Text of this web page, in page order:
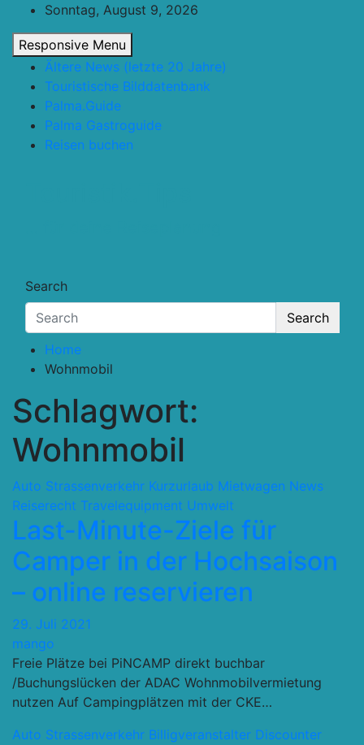
content
Sonntag, August 9, 2026
Responsive Menu
Ältere News (letzte 20 Jahre)
Touristische Bilddatenbank
Palma.Guide
Palma Gastroguide
Reisen buchen
Search
Search
Home
Wohnmobil
Schlagwort:
Wohnmobil
Auto Strassenverkehr Kurzurlaub Mietwagen News
Reiserecht Travelequipment Umwelt
Last-Minute-Ziele für
Camper in der Hochsaison
– online reservieren
29. Juli 2021
mango
Freie Plätze bei PiNCAMP direkt buchbar
/Buchungslücken der ADAC Wohnmobilvermietung
nutzen Auf Campingplätzen mit der CKE…
Auto Strassenverkehr Billigveranstalter Discounter